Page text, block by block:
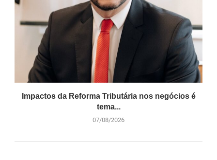
Impactos da Reforma Tributária nos negócios é
tema...
07/08/2026